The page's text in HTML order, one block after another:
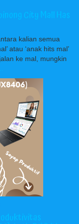
City Mall Has
kalian semua
atau ‘anak hits mal’
ke mal, mungkin